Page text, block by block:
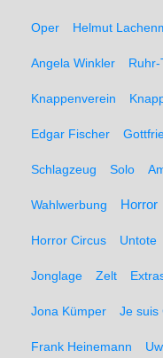
Oper Helmut
Angela Winkler
Knappenverein
Edgar Fischer
Schlagzeug Solo
Wahlwerbung Horror
Horror Circus Untote
Jonglage Zelt
Jona Kümper Je suis
Frank Heinemann